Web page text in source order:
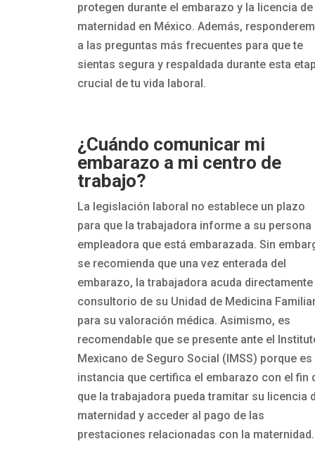
protegen durante el embarazo y la licencia de
maternidad en México. Además,
a las preguntas más frecuentes para que te
sientas segura y respaldada durante esta
crucial de tu vida laboral.
¿Cuándo comunicar mi
embarazo a mi centro de
trabajo?
La legislación laboral no establece un plazo
para que la trabajadora informe a su persona
empleadora que está embarazada. Sin
se recomienda que una vez enterada del
embarazo, la trabajadora acuda directamente
consultorio de su Unidad de Medicina
para su valoración médica. Asimismo, es
recomendable que se presente ante el
Mexicano de Seguro Social (IMSS) porque es
instancia que certifica el embarazo con el fin
que la trabajadora pueda tramitar su licencia
maternidad y acceder al pago de las
prestaciones relacionadas con la